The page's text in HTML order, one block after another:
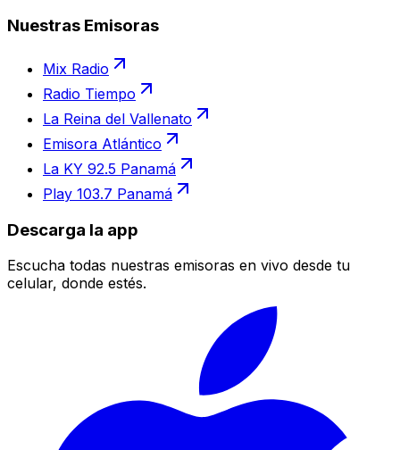
Nuestras Emisoras
Mix Radio
Radio Tiempo
La Reina del Vallenato
Emisora Atlántico
La KY 92.5 Panamá
Play 103.7 Panamá
Descarga la app
Escucha todas nuestras emisoras en vivo desde tu
celular, donde estés.